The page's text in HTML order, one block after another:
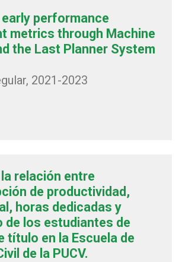
performance
metrics through Machine
the Last Planner System
2021-2023
relación entre
de productividad,
horas dedicadas y
de los estudiantes de
título en la Escuela de
de la PUCV.